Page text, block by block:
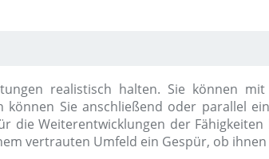
realistisch halten. Sie können
Sie anschließend oder parallel
Weiterentwicklungen der
vertrauten Umfeld ein Gespür, ob